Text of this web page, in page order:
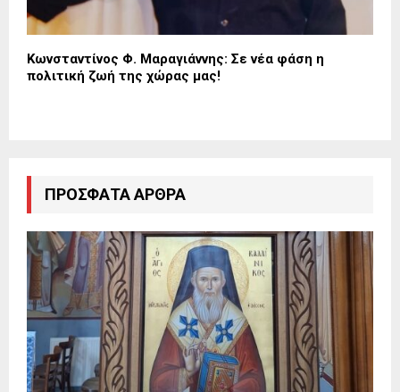
Κωνσταντίνος Φ. Μαραγιάννης: Σε νέα φάση η
πολιτική ζωή της χώρας μας!
ΠΡΌΣΦΑΤΑ ΆΡΘΡΑ